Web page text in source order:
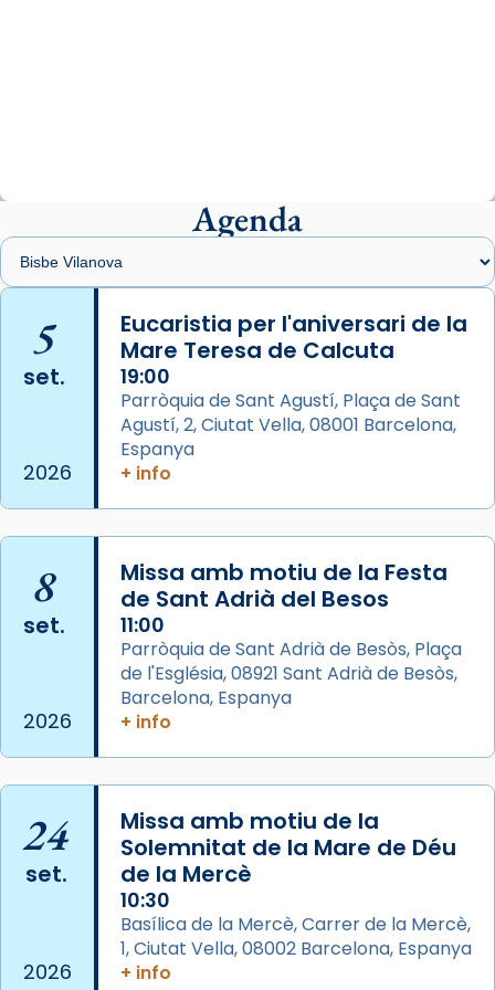
presidit aquest 27 de juliol la missa de Les
Santes de Mataró.
🔗
📸 J. Merino
Photo
View on Facebook ·
Arquebisbat de Barcelona
de Barcelona.
2 weeks ago
comitè organitzador de la visita apostòlica
del Sant Pare Lleó XIV a Barcelona, i als
col·laboradors, a la Catedral de Barcelona.
L’arquebisbe de Barcelona, el cardenal Joan
Josep Omella, ha presidit la missa i l’ha
concelebrat el bisbe auxiliar de Barcelona,
Mons. David Abadías.
📸 Dr. G. Simón
Photo
View on Facebook · Share
Arquebisbat de Barcelona
2 weeks ago
Memòria de les santes Juliana i
Agenda
5
set.
2026
Eucaristia per l'aniversari de la
Mare Teresa de Calcuta
19:00
Parròquia de Sant Agustí, Plaça de Sant
Agustí, 2, Ciutat Vella, 08001 Barcelona,
Espanya
+ info
8
set.
2026
Missa amb motiu de la Festa
de Sant Adrià del Besos
11:00
Parròquia de Sant Adrià de Besòs, Plaça
de l'Església, 08921 Sant Adrià de Besòs,
Barcelona, Espanya
+ info
24
set.
2026
Missa amb motiu de la
Solemnitat de la Mare de Déu
de la Mercè
10:30
Basílica de la Mercè, Carrer de la Mercè,
1, Ciutat Vella, 08002 Barcelona, Espanya
+ info